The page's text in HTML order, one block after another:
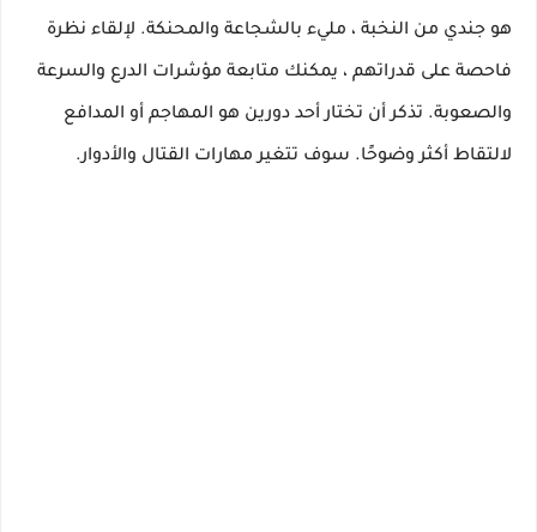
هو جندي من النخبة ، مليء بالشجاعة والمحنكة. لإلقاء نظرة
فاحصة على قدراتهم ، يمكنك متابعة مؤشرات الدرع والسرعة
والصعوبة. تذكر أن تختار أحد دورين هو المهاجم أو المدافع
لالتقاط أكثر وضوحًا. سوف تتغير مهارات القتال والأدوار.